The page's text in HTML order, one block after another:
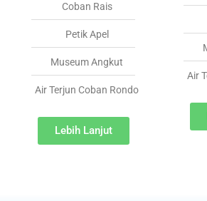
Coban Rais
Petik Apel
Museum Angkut
Air Terjun Coban Rondo
Lebih Lanjut
Air